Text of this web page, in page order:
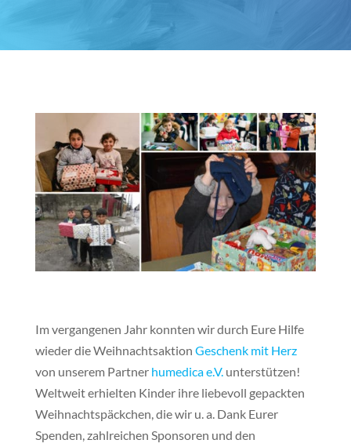
Im vergangenen Jahr konnten wir durch Eure Hilfe
wieder die Weihnachtsaktion Geschenk mit Herz
von unserem Partner humedica e.V. unterstützen!
Weltweit erhielten Kinder ihre liebevoll gepackten
Weihnachtspäckchen, die wir u. a. Dank Eurer
Spenden, zahlreichen Sponsoren und den